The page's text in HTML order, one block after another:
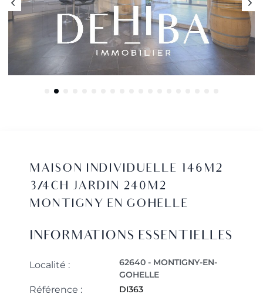
MAISON INDIVIDUELLE 146M2
3/4CH JARDIN 240M2
MONTIGNY EN GOHELLE
INFORMATIONS ESSENTIELLES
Localité :
62640 - MONTIGNY-EN-
GOHELLE
Référence : DI363